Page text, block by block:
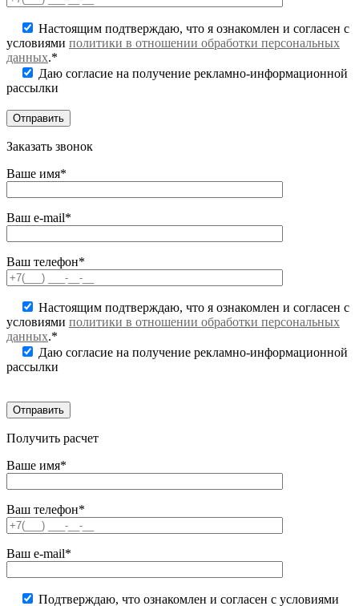
Настоящим подтверждаю, что я ознакомлен и согласен с
условиями политики в отношении обработки персональных
данных.*
Даю согласие на получение рекламно-информационной
рассылки
Заказать звонок
Ваше имя*
Ваш e-mail*
Ваш телефон*
Настоящим подтверждаю, что я ознакомлен и согласен с
условиями политики в отношении обработки персональных
данных.*
Даю согласие на получение рекламно-информационной
рассылки
Получить расчет
Ваше имя*
Ваш телефон*
Ваш e-mail*
Подтверждаю, что ознакомлен и согласен с условиями